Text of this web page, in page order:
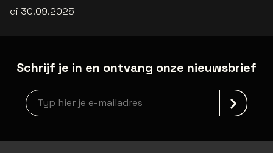
di 30.09.2025
Schrijf je in en ontvang onze nieuwsbrief
Nieuwsbrief aanmelding